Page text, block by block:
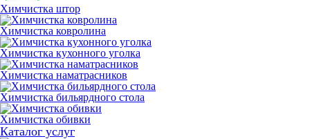
Химчистка штор
Химчистка ковролина
Химчистка кухонного уголка
Химчистка наматрасников
Химчистка бильярдного стола
Химчистка обивки
Каталог услуг